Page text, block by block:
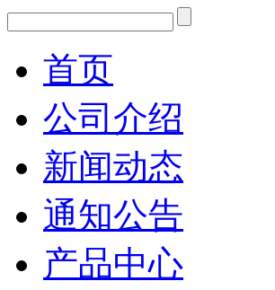
首页
公司介绍
新闻动态
通知公告
产品中心